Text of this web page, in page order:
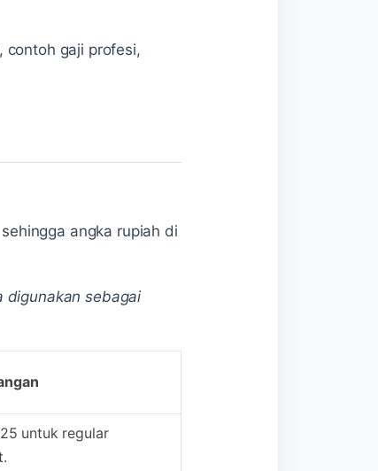
contoh gaji profesi,
angka rupiah di
digunakan sebagai
untuk regular